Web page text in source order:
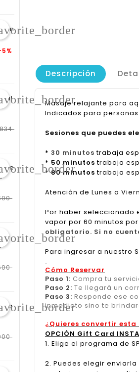
Precio
Precio
Precio
Precio
Descripción
Masaje relajante para
Indicados para
Sesiones que puedes
* 30 minutos trabaja
* 50 minutos trabaja
* 80 minutos trabaja
Atención de Lunes a
Por haber seleccionado
vapor por 60 minutos
obligatorio. Si no
Para ingresar a nuestro
Cómo Reservar
Paso 1: Compra tu
Paso 2: Te llegará un
Paso 3: Responde ese
inmediato sino te
¿Quieres convertir
OPCIÓN Gift Card
1. Elige el programa de
2. Puedes elegir